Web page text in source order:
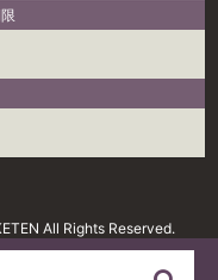
All Rights Reserved.